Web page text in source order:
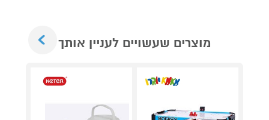
מוצרים שעשויים לעניין אותך